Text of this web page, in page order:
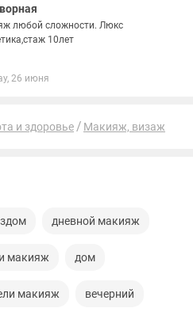
любой сложности. Люкс
10лет
26 июня
и здоровье Макияж, визаж
дневной макияж
макияж дом
макияж вечерний